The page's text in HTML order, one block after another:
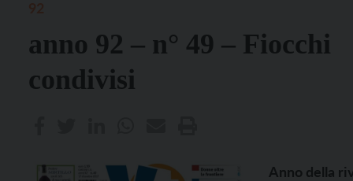
anno 92 – n° 49 – Fiocchi
condivisi
Anno della